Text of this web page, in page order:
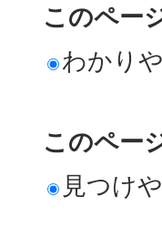
このペー
わかり
このペー
見つけ